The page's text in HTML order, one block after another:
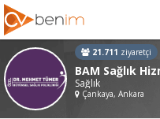
21.711 ziyaretçi
BAM Sağlık
Sağlık
Çankaya, Ankara